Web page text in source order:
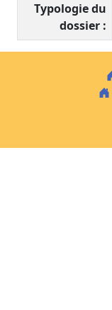
Typologie du
dossier :